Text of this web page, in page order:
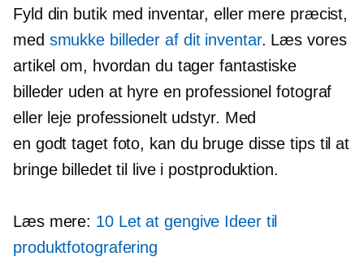
Fyld din butik med inventar, eller mere præcist,
med smukke billeder af dit inventar. Læs vores
artikel om, hvordan du tager fantastiske
billeder uden at hyre en professionel fotograf
eller leje professionelt udstyr. Med
en godt tagetfoto, kan du bruge disse tips til at
bringe billedet til live i postproduktion.
Læs mere: 10 Let at gengive Ideer til
produktfotografering